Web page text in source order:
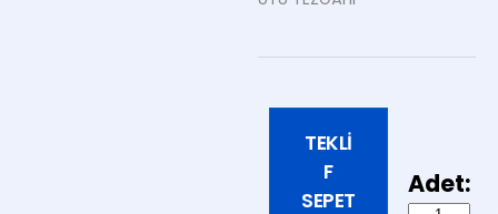
TEKLI
F
SEPET